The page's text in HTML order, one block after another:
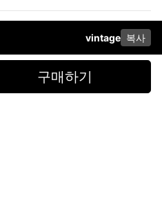
vintage 복사
구매하기
처리방침사업자 정보다운로드
페이스북